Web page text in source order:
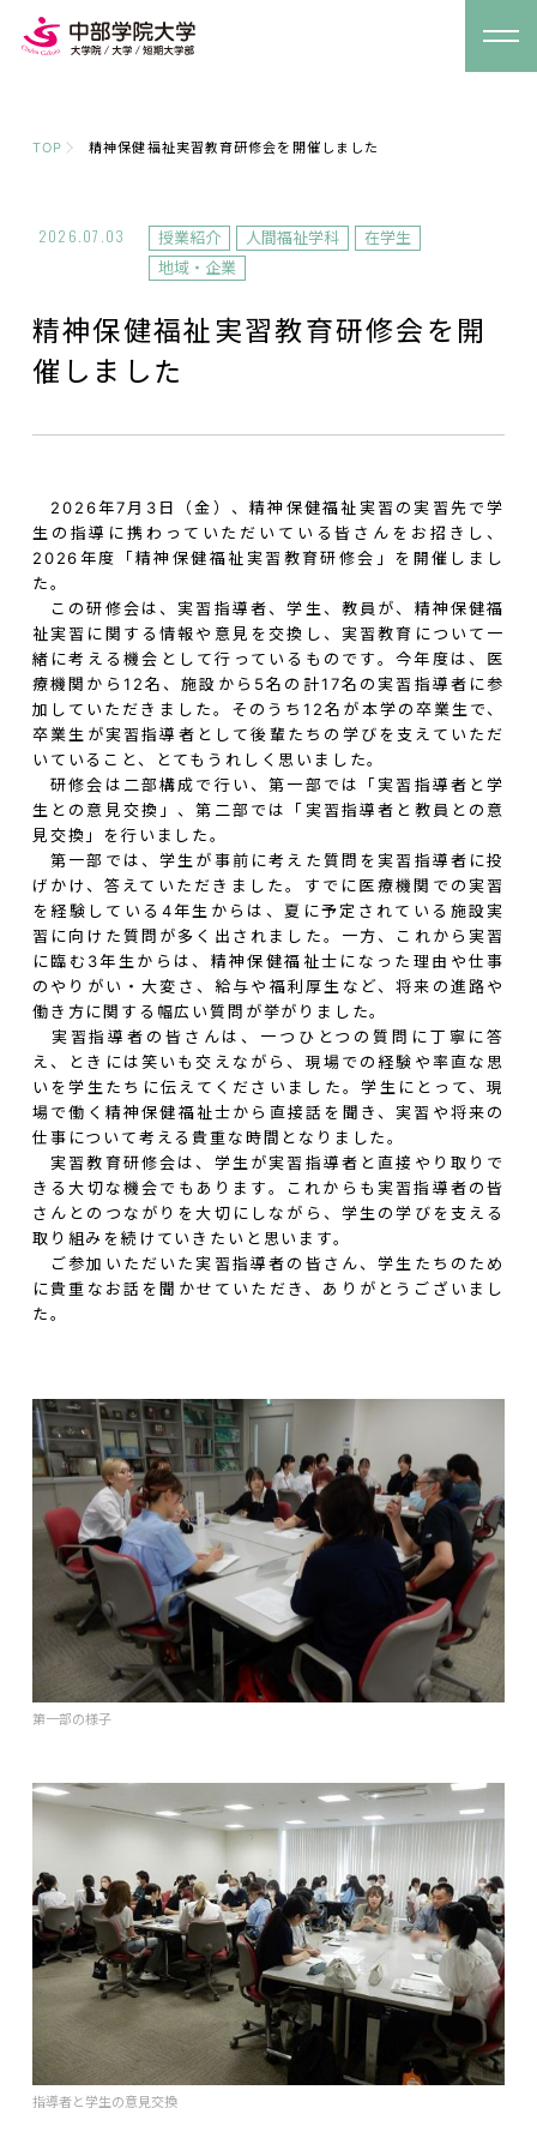
TOP 精神保健福祉実習教育研修会を開催しました
2026.07.03 授業紹介 人間福祉学科
在学生
地域・企業
精神保健福祉実習教育研修会を開
催しました
2026年7月3日（金）、精神保健福祉実習の実習先で学
生の指導に携わっていただいている皆さんをお招きし、
2026年度「精神保健福祉実習教育研修会」を開催しまし
た。
この研修会は、実習指導者、学生、教員が、精神保健福
祉実習に関する情報や意見を交換し、実習教育について一
緒に考える機会として行っているものです。今年度は、医
療機関から12名、施設から5名の計17名の実習指導者に参
加していただきました。そのうち12名が本学の卒業生で、
卒業生が実習指導者として後輩たちの学びを支えていただ
いていること、とてもうれしく思いました。
研修会は二部構成で行い、第一部では「実習指導者と学
生との意見交換」、第二部では「実習指導者と教員との意
見交換」を行いました。
第一部では、学生が事前に考えた質問を実習指導者に投
げかけ、答えていただきました。すでに医療機関での実習
を経験している4年生からは、夏に予定されている施設実
習に向けた質問が多く出されました。一方、これから実習
に臨む3年生からは、精神保健福祉士になった理由や仕事
のやりがい・大変さ、給与や福利厚生など、将来の進路や
働き方に関する幅広い質問が挙がりました。
実習指導者の皆さんは、一つひとつの質問に丁寧に答
え、ときには笑いも交えながら、現場での経験や率直な思
いを学生たちに伝えてくださいました。学生にとって、現
場で働く精神保健福祉士から直接話を聞き、実習や将来の
仕事について考える貴重な時間となりました。
実習教育研修会は、学生が実習指導者と直接やり取りで
きる大切な機会でもあります。これからも実習指導者の皆
さんとのつながりを大切にしながら、学生の学びを支える
取り組みを続けていきたいと思います。
ご参加いただいた実習指導者の皆さん、学生たちのため
に貴重なお話を聞かせていただき、ありがとうございまし
た。
第一部の様子
指導者と学生の意見交換